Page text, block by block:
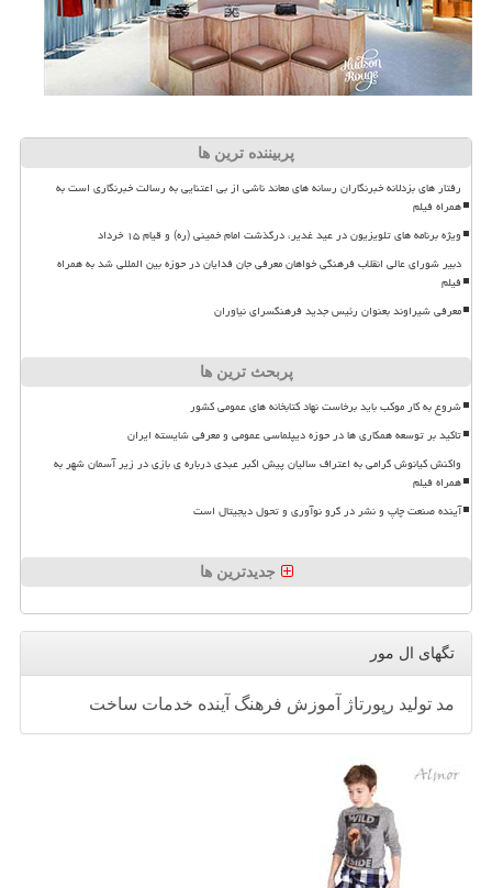
پربیننده ترین ها
رفتار های بزدلانه خبرنگاران رسانه های معاند ناشی از بی اعتنایی به رسالت خبرنگاری است به
همراه فیلم
ویژه برنامه های تلویزیون در عید غدیر، درگذشت امام خمینی (ره) و قیام ۱۵ خرداد
دبیر شورای عالی انقلاب فرهنگی خواهان معرفی جان فدایان در حوزه بین المللی شد به همراه
فیلم
معرفی شیراوند بعنوان رئیس جدید فرهنگسرای نیاوران
پربحث ترین ها
شروع به کار موکب باید برخاست نهاد کتابخانه های عمومی کشور
تاکید بر توسعه همکاری ها در حوزه دیپلماسی عمومی و معرفی شایسته ایران
واکنش کیانوش گرامی به اعتراف سالیان پیش اکبر عبدی درباره ی بازی در زیر آسمان شهر به
همراه فیلم
آینده صنعت چاپ و نشر در گرو نوآوری و تحول دیجیتال است
جدیدترین ها
تگهای ال مور
مد تولید رپورتاژ آموزش فرهنگ آینده خدمات ساخت